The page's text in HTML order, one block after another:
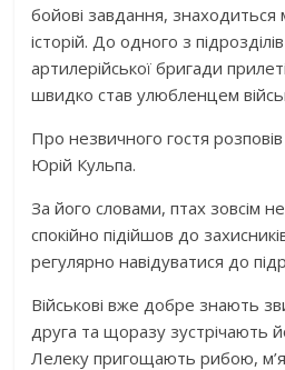
бойові завдання, знаходиться
історій. До одного з
артилерійської бригади
швидко став улюбленцем
Про незвичного гостя
Юрій Кульпа.
За його словами, птах зовсім
спокійно підійшов до
регулярно навідуватися до
Військові вже добре знають
друга та щоразу зустрічають
Лелеку пригощають рибою,